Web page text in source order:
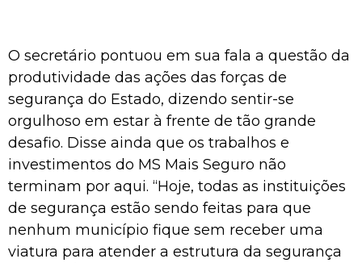
O secretário pontuou em sua fala a questão da
produtividade das ações das forças de
segurança do Estado, dizendo sentir-se
orgulhoso em estar à frente de tão grande
desafio. Disse ainda que os trabalhos e
investimentos do MS Mais Seguro não
terminam por aqui. “Hoje, todas as instituições
de segurança estão sendo feitas para que
nenhum município fique sem receber uma
viatura para atender a estrutura da segurança